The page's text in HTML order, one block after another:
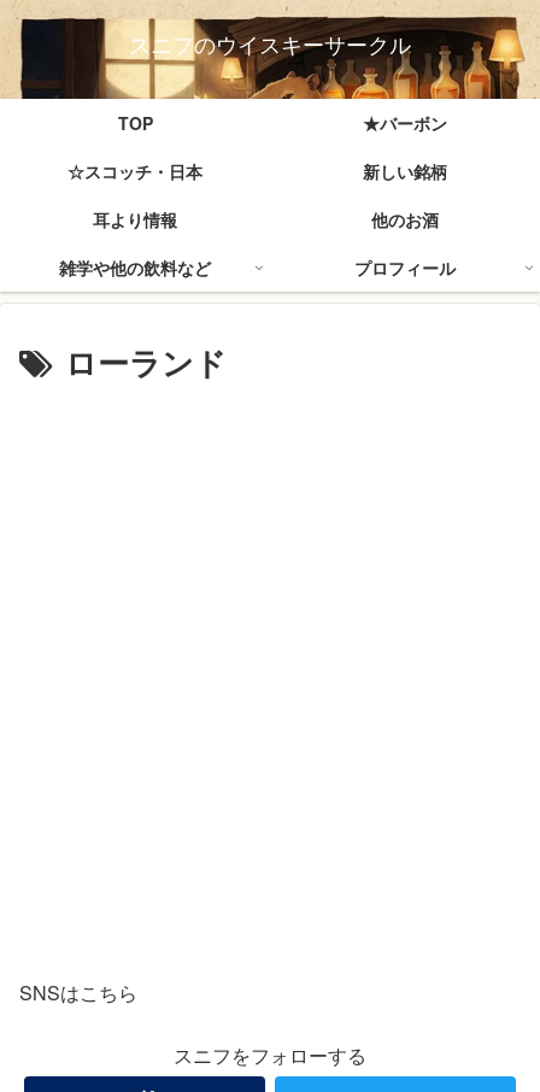
スニフのウイスキーサークル
TOP
★バーボン
☆スコッチ・日本
新しい銘柄
耳より情報
他のお酒
雑学や他の飲料など
プロフィール
ローランド
SNSはこちら
スニフをフォローする